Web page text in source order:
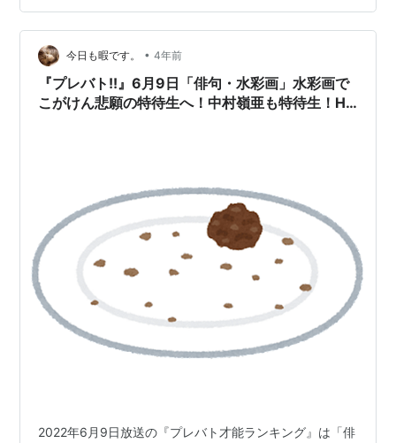
た。いまはよくても十年後はどうか。五十を過ぎても一
般人の同世代と比べたらはるかにキレイだろうが、夫は
まだ三十代、やっぱり若い女性に目が向くだろう。それ
に相手の実家は一族で歯科医院を経営しているというお
家柄、…
今日も暇です。 • 4年前
『プレバト!!』6月9日「俳句・水彩画」水彩画で
こがけん悲願の特待生へ！中村嶺亜も特待生！HG
2022年6月9日放送の『プレバト才能ランキング』は「俳